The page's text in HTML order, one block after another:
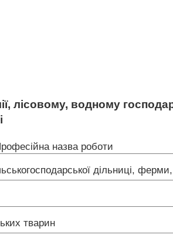
лісовому, водному
назва роботи
дільниці,
тварин